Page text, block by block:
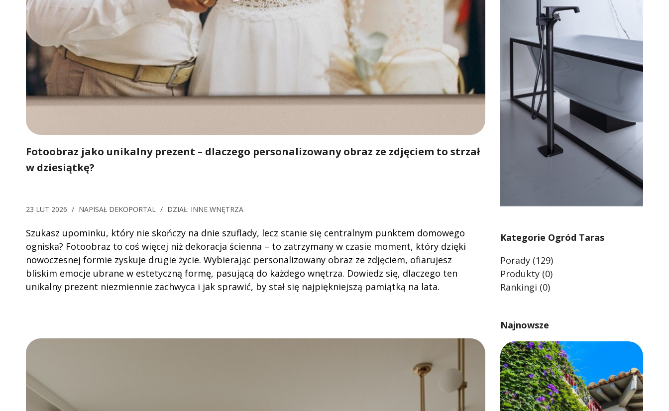
Fotoobraz jako unikalny prezent – dlaczego personalizowany obraz ze zdjęciem to strzał
w dziesiątkę?
23 LUT 2026 / NAPISAŁ DEKOPORTAL / DZIAŁ: INNE WNĘTRZA
Szukasz upominku, który nie skończy na dnie szuflady, lecz stanie się centralnym punktem domowego
ogniska? Fotoobraz to coś więcej niż dekoracja ścienna – to zatrzymany w czasie moment, który dzięki
nowoczesnej formie zyskuje drugie życie. Wybierając personalizowany obraz ze zdjęciem, ofiarujesz
bliskim emocje ubrane w estetyczną formę, pasującą do każdego wnętrza. Dowiedz się, dlaczego ten
unikalny prezent niezmiennie zachwyca i jak sprawić, by stał się najpiękniejszą pamiątką na lata.
Kategorie Ogród Taras
Porady(129)
Produkty(0)
Rankingi (0)
Najnowsze